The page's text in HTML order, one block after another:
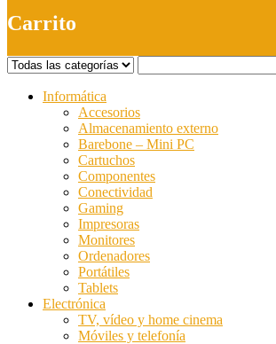
Carrito
Informática
Accesorios
Almacenamiento externo
Barebone – Mini PC
Cartuchos
Componentes
Conectividad
Gaming
Impresoras
Monitores
Ordenadores
Portátiles
Tablets
Electrónica
TV, vídeo y home cinema
Móviles y telefonía